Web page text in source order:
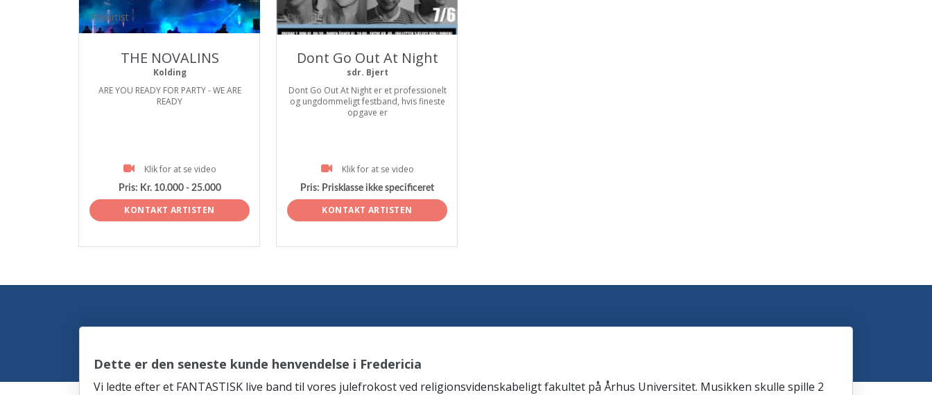
ProArtist
THE NOVALINS
Kolding
ARE YOU READY FOR PARTY - WE ARE
READY
Klik for at se video
Pris: Kr. 10.000 - 25.000
KONTAKT ARTISTEN
ProArtist
Dont Go Out At Night
sdr. Bjert
Dont Go Out At Night er et professionelt
og ungdommeligt festband, hvis fineste
opgave er
Klik for at se video
Pris: Prisklasse ikke specificeret
KONTAKT ARTISTEN
Dette er den seneste kunde henvendelse i Fredericia
Vi ledte efter et FANTASTISK live band til vores julefrokost ved religionsvidenskabeligt fakultet på Århus Universitet. Musikken skulle spille 2